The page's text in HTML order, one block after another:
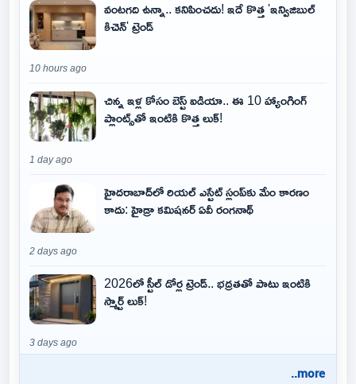
వంటగది ఉన్నా.. కనిపించదు! ఇదే కొత్త 'ఇన్విజిబుల్
కిచెన్' ట్రెండ్
10 hours ago
చిన్న ఇళ్ల కోసం బెస్ట్ ఐడియా.. ఈ 10 హ్యాంగింగ్
ప్లాంట్స్‌తో ఇంటికి కొత్త లుక్!
1 day ago
హైదరాబాద్‌లో రియల్ ఎస్టేట్ స్లంప్‌కు మేం కారణం
కాదు: హైడ్రా కమిషనర్ ఏవీ రంగనాథ్
2 days ago
2026లో స్టీల్ డోర్ల ట్రెండ్.. భద్రతతో పాటు ఇంటికి
స్మార్ట్ లుక్!
3 days ago
..more